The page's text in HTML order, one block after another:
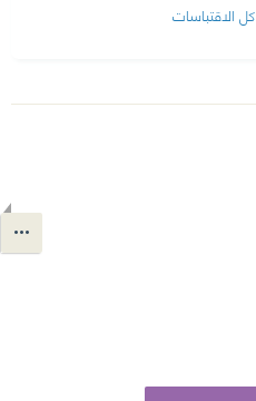
كل الاقتباسات